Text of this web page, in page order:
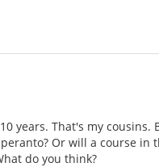
years. That's my cousins.
Or will a course in
do you think?